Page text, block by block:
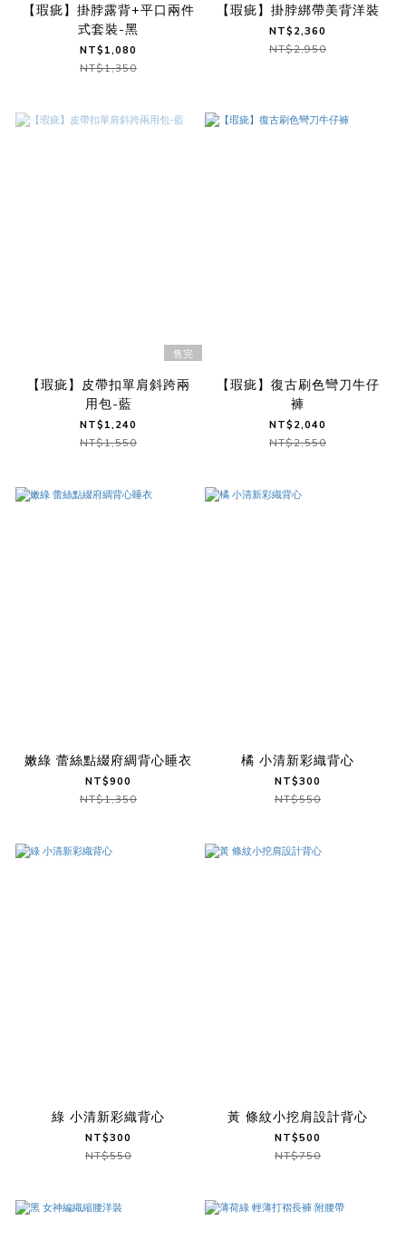
【瑕疵】掛脖露背+平口兩件
式套裝-黑
NT$1,080
NT$1,350
【瑕疵】掛脖綁帶美背洋裝
NT$2,360
NT$2,950
售完
【瑕疵】皮帶扣單肩斜跨兩
用包-藍
NT$1,240
NT$1,550
【瑕疵】復古刷色彎刀牛仔
褲
NT$2,040
NT$2,550
嫩綠 蕾絲點綴府綢背心睡衣
NT$900
NT$1,350
橘 小清新彩織背心
NT$300
NT$550
綠 小清新彩織背心
NT$300
NT$550
黃 條紋小挖肩設計背心
NT$500
NT$750